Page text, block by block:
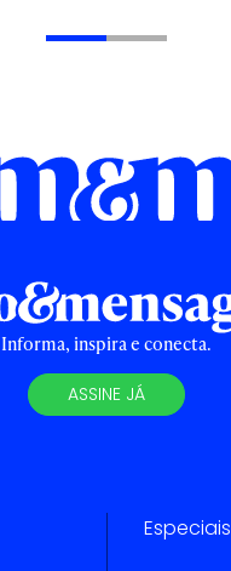
Informa, inspira e conecta.
ASSINE JÁ
Especiais